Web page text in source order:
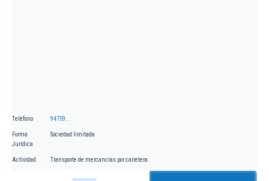
Teléfono 94759...
Forma
Jurídica
Sociedad limitada
Actividad Transporte de mercancías por carretera